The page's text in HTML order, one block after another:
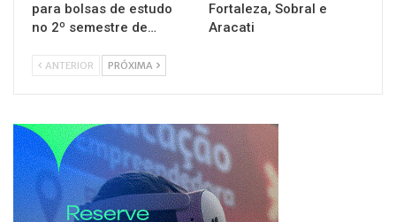
para bolsas de estudo
no 2º semestre de…
Fortaleza, Sobral e
Aracati
ANTERIOR PRÓXIMA